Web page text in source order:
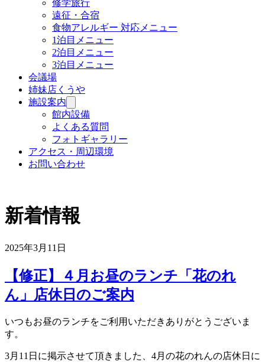
く
修学旅行
遠征・合宿
食物アレルギー 対応メニュー
1泊目メニュー
2泊目メニュー
3泊目メニュー
会議場
姉妹店くうや
施設案内
ブ
メ
ニ
ュ
ー
を
館内設備
よくある質問
フォトギャラリー
アクセス・周辺環境
お問い合わせ
新着情報
2025年3月11日
【修正】４月お昼のランチ「花のれ
ん」店休日のご案内
いつもお昼のランチをご利用いただきありがとうございま
す。
3月11日に掲示させて頂きました、4月の花のれんの店休日に